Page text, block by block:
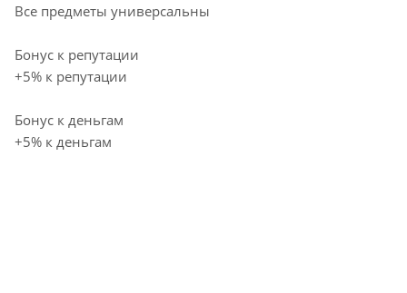
Все предметы универсальны
Бонус к репутации
+5% к репутации
Бонус к деньгам
+5% к деньгам